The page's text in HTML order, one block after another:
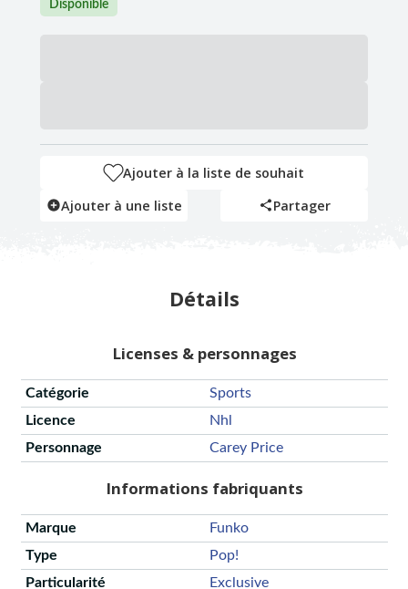
Disponible
Ajouter à la liste de souhait
Ajouter à une liste
Partager
Détails
Licenses & personnages
Catégorie
Sports
Licence
Nhl
Personnage
Carey Price
Informations fabriquants
Marque
Funko
Type
Pop!
Particularité
Exclusive